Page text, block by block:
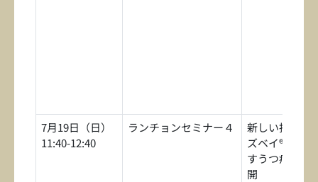
7月19日（日）
11:40-12:40
ランチョンセミナー４
新しい抗うつ
ズベイ®」が
すうつ病治療
開